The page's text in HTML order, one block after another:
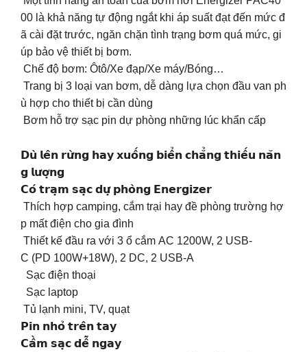
00 là khả năng tự động ngắt khi áp suất đạt đến mức đ
ã cài đặt trước, ngăn chặn tình trạng bơm quá mức, gi
úp bảo vệ thiết bị bơm.
️ Chế độ bơm: Ôtô/Xe đạp/Xe máy/Bóng…
️ Trang bị 3 loại van bơm, dễ dàng lựa chọn đầu van ph
ù hợp cho thiết bị cần dùng
️ Bơm hỗ trợ sạc pin dự phòng những lúc khẩn cấp
𝗗𝘂̀ 𝗹𝗲̂𝗻 𝗿𝘂̛̀𝗻𝗴 𝗵𝗮𝘆 𝘅𝘂𝗼̂́𝗻𝗴 𝗯𝗶𝗲̂̉𝗻 𝗰𝗵𝗮̆̉𝗻𝗴 𝘁𝗵𝗶𝗲̂́𝘂 𝗻𝗮̆𝗻
𝗴 𝗹𝘂̛𝗼̛̣𝗻𝗴
𝗖𝗼́ 𝘁𝗿𝗮̣𝗺 𝘀𝗮̣𝗰 𝗱𝘂̛̣ 𝗽𝗵𝗼̀𝗻𝗴 𝗘𝗻𝗲𝗿𝗴𝗶𝘇𝗲𝗿
️ Thích hợp camping, cắm trại hay đề phòng trường hợ
p mất điện cho gia đình
️ Thiết kế đầu ra với 3 ổ cắm AC 1200W, 2 USB-
C (PD 100W+18W), 2 DC, 2 USB-A
Sạc điện thoại
Sạc laptop
Tủ lạnh mini, TV, quạt
𝗣𝗶𝗻 𝗻𝗵𝗼̉ 𝘁𝗿𝗲̂𝗻 𝘁𝗮𝘆
𝗖𝗮̂̀𝗺 𝘀𝗮̣𝗰 𝗱𝗲̂̃ 𝗻𝗴𝗮𝘆